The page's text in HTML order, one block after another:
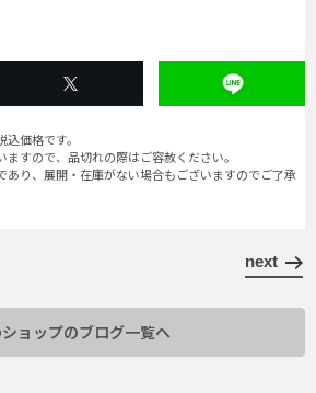
価格です。
すので、品切れの際はご容赦ください。
り、展開・在庫がない場合もございますのでご了承
next
ショップのブログ一覧へ